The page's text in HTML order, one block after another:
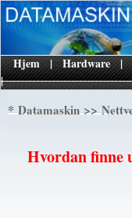
|
Hjem | Hardware |
*Datamaskin>>
Hvordan finne